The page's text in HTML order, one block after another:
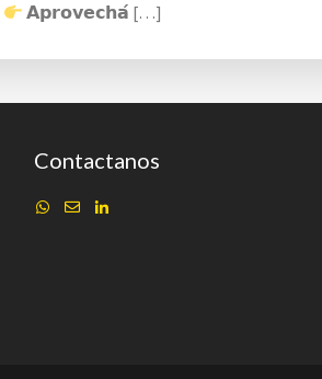
𝗔𝗽𝗿𝗼𝘃𝗲𝗰𝗵𝗮́ […]
Contactanos